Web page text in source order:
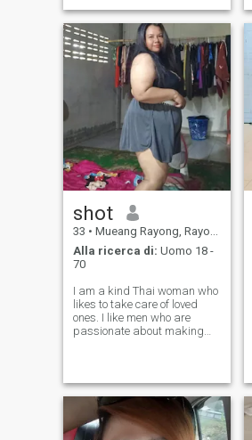
return, I will give him loyalty,
love, and the emotiona
shot
33 • Mueang Rayong, Rayong, Thailandia
Alla ricerca di: Uomo 18 -
70
I am a kind Thai woman who
likes to take care of loved
ones. I like men who are
passionate about making
and want to have a
relationship that is in
harmony with love